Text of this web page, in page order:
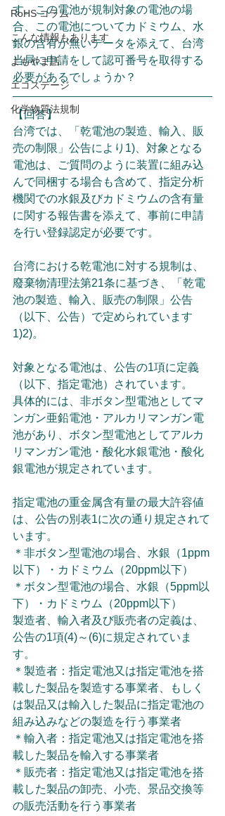
RoHS コラム
こんな情報もあります
よもやま話
エコステージ
化学物質法規制
す。この電池が規制対象の電池の場
合、この電池についてカドミウム、水
銀の含有が無いデータを添えて、台湾
当局に申請をして認可番号を取得する
必要があるでしょうか？
【回答】
台湾では、「乾電池の製造、輸入、販
売の制限」公告により1)、対象となる
電池は、ご質問のように装置に組み込
んで同梱する場合も含めて、指定分析
機関での水銀及びカドミウムの含有量
に関する報告書を添えて、事前に申請
を行い登録認定が必要です。
台湾における乾電池に対する規制は、
廢棄物清理法第21条に基づき、「乾電
池の製造、輸入、販売の制限」公告
（以下、公告）で定められています
1)2)。
対象となる電池は、公告の1項に定義
（以下、指定電池）されています。
具体的には、非ボタン型電池としてマ
ンガン亜鉛電池・アルカリマンガン電
池があり、ボタン型電池としてアルカ
リマンガン電池・酸化水銀電池・酸化
銀電池が規定されています。
指定電池の重金属含有量の最大許容値
は、公告の別表1に次の通り規定されて
います。
＊非ボタン型電池の場合、水銀（1ppm
以下）・カドミウム（20ppm以下）
＊ボタン型電池の場合、水銀（5ppm以
下）・カドミウム（20ppm以下）
製造者、輸入者及び販売者の定義は、
公告の1項(4)～(6)に規定されていま
す。
＊製造者：指定電池又は指定電池を搭
載した製品を製造する事業者、もしく
は製品又は輸入した製品に指定電池の
組み込みなどの製造を行う事業者
＊輸入者：指定電池又は指定電池を搭
載した製品を輸入する事業者
＊販売者：指定電池又は指定電池を搭
載した製品の卸売、小売、景品交換等
の販売活動を行う事業者